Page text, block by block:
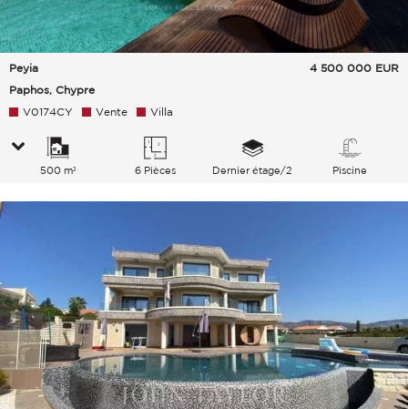
Peyia
Paphos, Chypre
4 500 000 EUR
V0174CY Vente Villa
500 m² 6 Pièces Dernier étage/2 Piscine